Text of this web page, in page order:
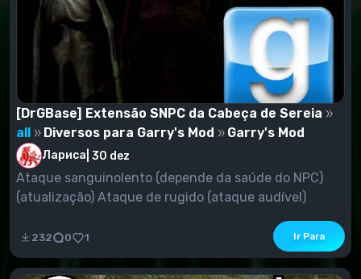
[DrGBase] Extensão SNPC da Cabeça de Sereia
all
Diversos para Garry's Mod Garry's Mod
Лариса 30 dez
Ataque sanguinolento (depende da saúde do NPC)
(atualização) Ataque de rugido (ataque audível)
232 0 1 Ir Para